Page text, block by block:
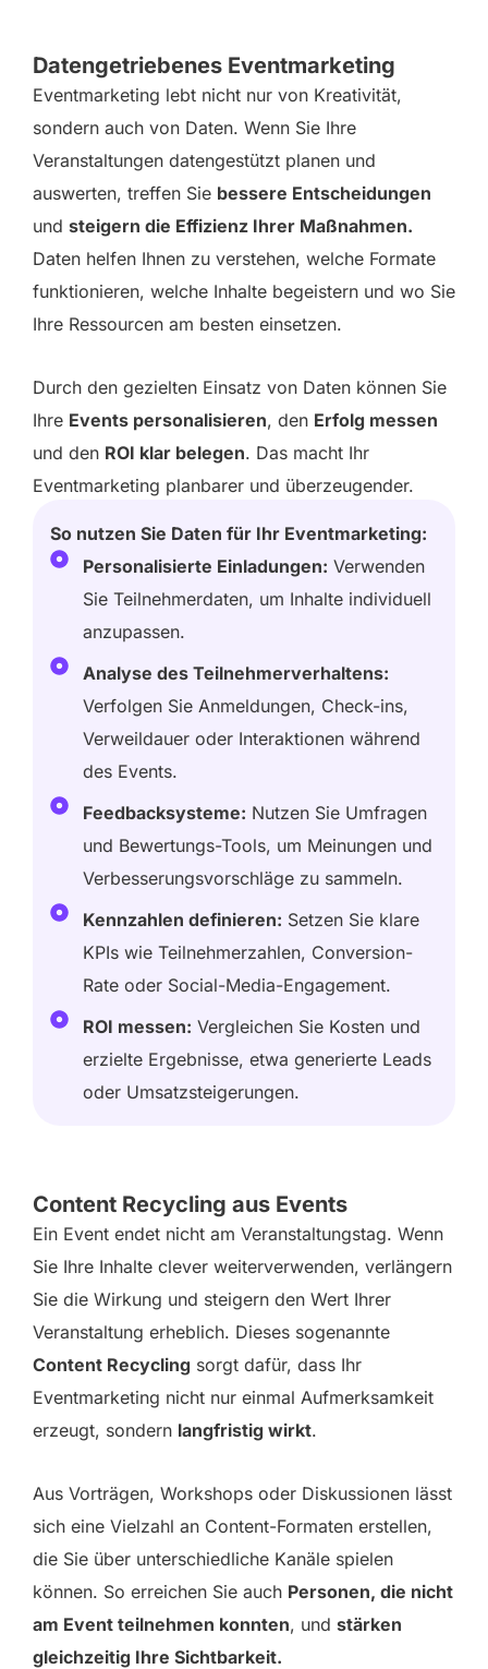
Datengetriebenes Eventmarketing
Eventmarketing lebt nicht nur von Kreativität,
sondern auch von Daten. Wenn Sie Ihre
Veranstaltungen datengestützt planen und
auswerten, treffen Sie bessere Entscheidungen
und steigern die Effizienz Ihrer Maßnahmen.
Daten helfen Ihnen zu verstehen, welche Formate
funktionieren, welche Inhalte begeistern und wo Sie
Ihre Ressourcen am besten einsetzen.
Durch den gezielten Einsatz von Daten können Sie
Ihre Events personalisieren, den Erfolg messen
und den ROI klar belegen. Das macht Ihr
Eventmarketing planbarer und überzeugender.
So nutzen Sie Daten für Ihr Eventmarketing:
Personalisierte Einladungen: Verwenden
Sie Teilnehmerdaten, um Inhalte individuell
anzupassen.
Analyse des Teilnehmerverhaltens:
Verfolgen Sie Anmeldungen, Check-ins,
Verweildauer oder Interaktionen während
des Events.
Feedbacksysteme: Nutzen Sie Umfragen
und Bewertungs-Tools, um Meinungen und
Verbesserungsvorschläge zu sammeln.
Kennzahlen definieren: Setzen Sie klare
KPIs wie Teilnehmerzahlen, Conversion-
Rate oder Social-Media-Engagement.
ROI messen: Vergleichen Sie Kosten und
erzielte Ergebnisse, etwa generierte Leads
oder Umsatzsteigerungen.
Content Recycling aus Events
Ein Event endet nicht am Veranstaltungstag. Wenn
Sie Ihre Inhalte clever weiterverwenden, verlängern
Sie die Wirkung und steigern den Wert Ihrer
Veranstaltung erheblich. Dieses sogenannte
Content Recycling sorgt dafür, dass Ihr
Eventmarketing nicht nur einmal Aufmerksamkeit
erzeugt, sondern langfristig wirkt.
Aus Vorträgen, Workshops oder Diskussionen lässt
sich eine Vielzahl an Content-Formaten erstellen,
die Sie über unterschiedliche Kanäle spielen
können. So erreichen Sie auch Personen, die nicht
am Event teilnehmen konnten, und stärken
gleichzeitig Ihre Sichtbarkeit.